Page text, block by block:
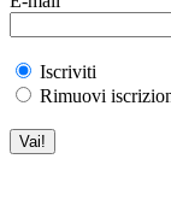
Iscriviti
Rimuovi